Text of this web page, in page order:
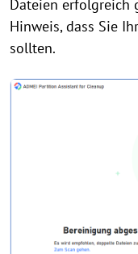
Dateien erfolgreich
Hinweis, dass Sie
sollten.